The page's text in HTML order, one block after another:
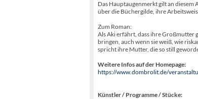
Das Hauptaugenmerkt gilt an
über die Büchergilde, ihre
Zum Roman:
Als Aki erfährt, dass ihre Großmutter
bringen, auch wenn sie weiß, wie
spricht ihre Mutter, die so still
Weitere Infos auf der Homepage:
https://www.dombrolit.de/
Künstler / Programme / Stücke: